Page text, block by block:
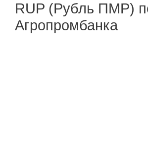
RUP (Рубль ПМР)
Агропромбанка